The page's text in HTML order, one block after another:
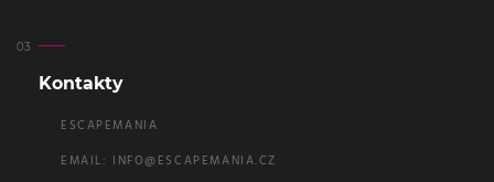
Kontakty
ESCAPEMANIA
EMAIL: INFO@ESCAPEMANIA.CZ